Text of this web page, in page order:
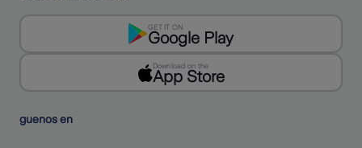
GET IT ON
Google Play
Download on the
App Store
Siguenos en